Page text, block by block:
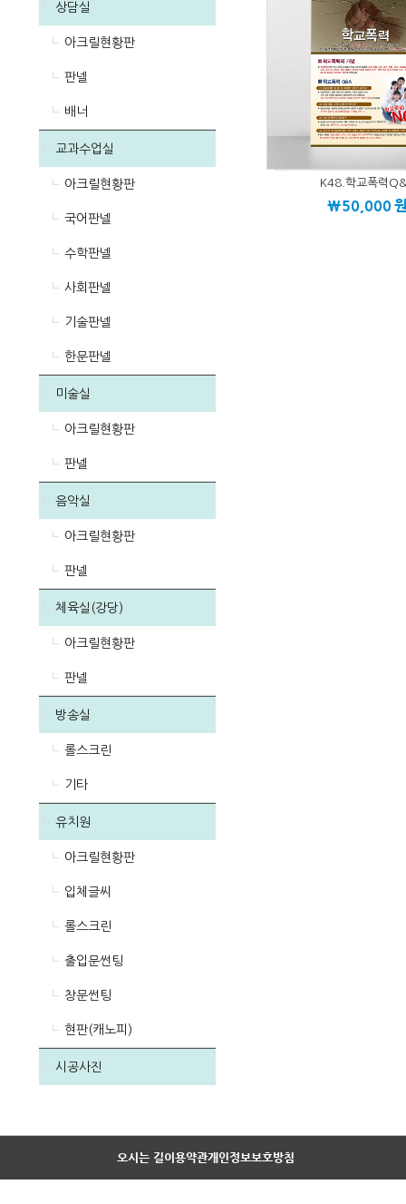
상담실
아크릴현황판
판넬
배너
교과수업실
아크릴현황판
국어판넬
수학판넬
사회판넬
기술판넬
한문판넬
미술실
아크릴현황판
판넬
음악실
아크릴현황판
판넬
체육실(강당)
아크릴현황판
판넬
방송실
롤스크린
기타
유치원
아크릴현황판
입체글씨
롤스크린
출입문썬팅
창문썬팅
현판(캐노피)
시공사진
K48.학교폭력
\50,000
오시는 길이용약관개인정보보호방침